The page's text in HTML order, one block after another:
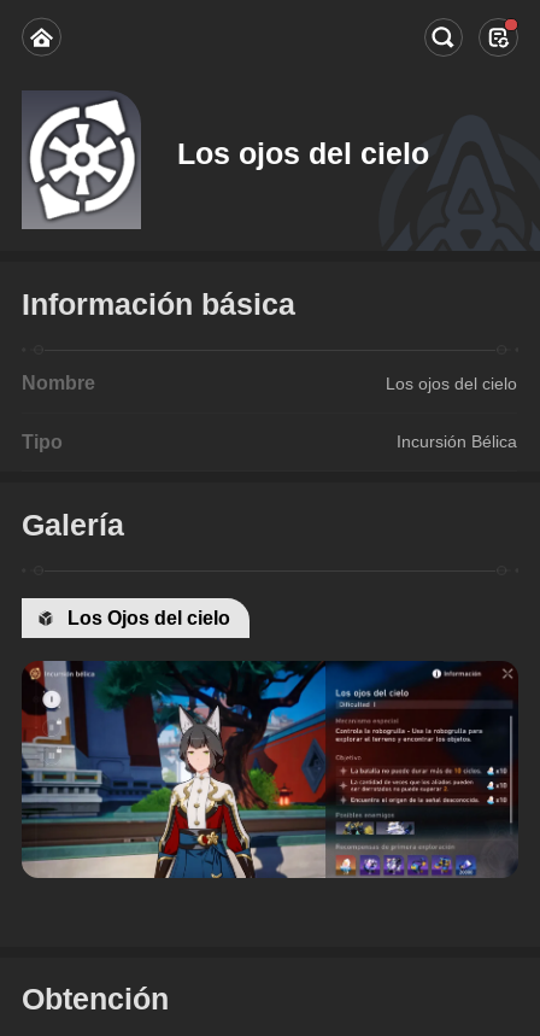
Los ojos del cielo
Información básica
Nombre Los ojos del cielo
Tipo Incursión Bélica
Galería
Los Ojos del cielo
Obtención